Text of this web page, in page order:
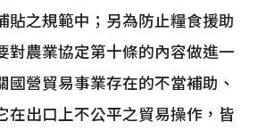
貼之規範中；另為防止糧食援助
對農業協定第十條的內容做進一
國營貿易事業存在的不當補助、
在出口上不公平之貿易操作，皆